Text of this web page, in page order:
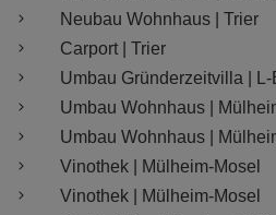
Neubau Wohnhaus | Trier
Carport | Trier
Umbau Gründerzeitvilla |
Umbau Wohnhaus |
Umbau Wohnhaus |
Vinothek | Mülheim-Mosel
Vinothek | Mülheim-Mosel